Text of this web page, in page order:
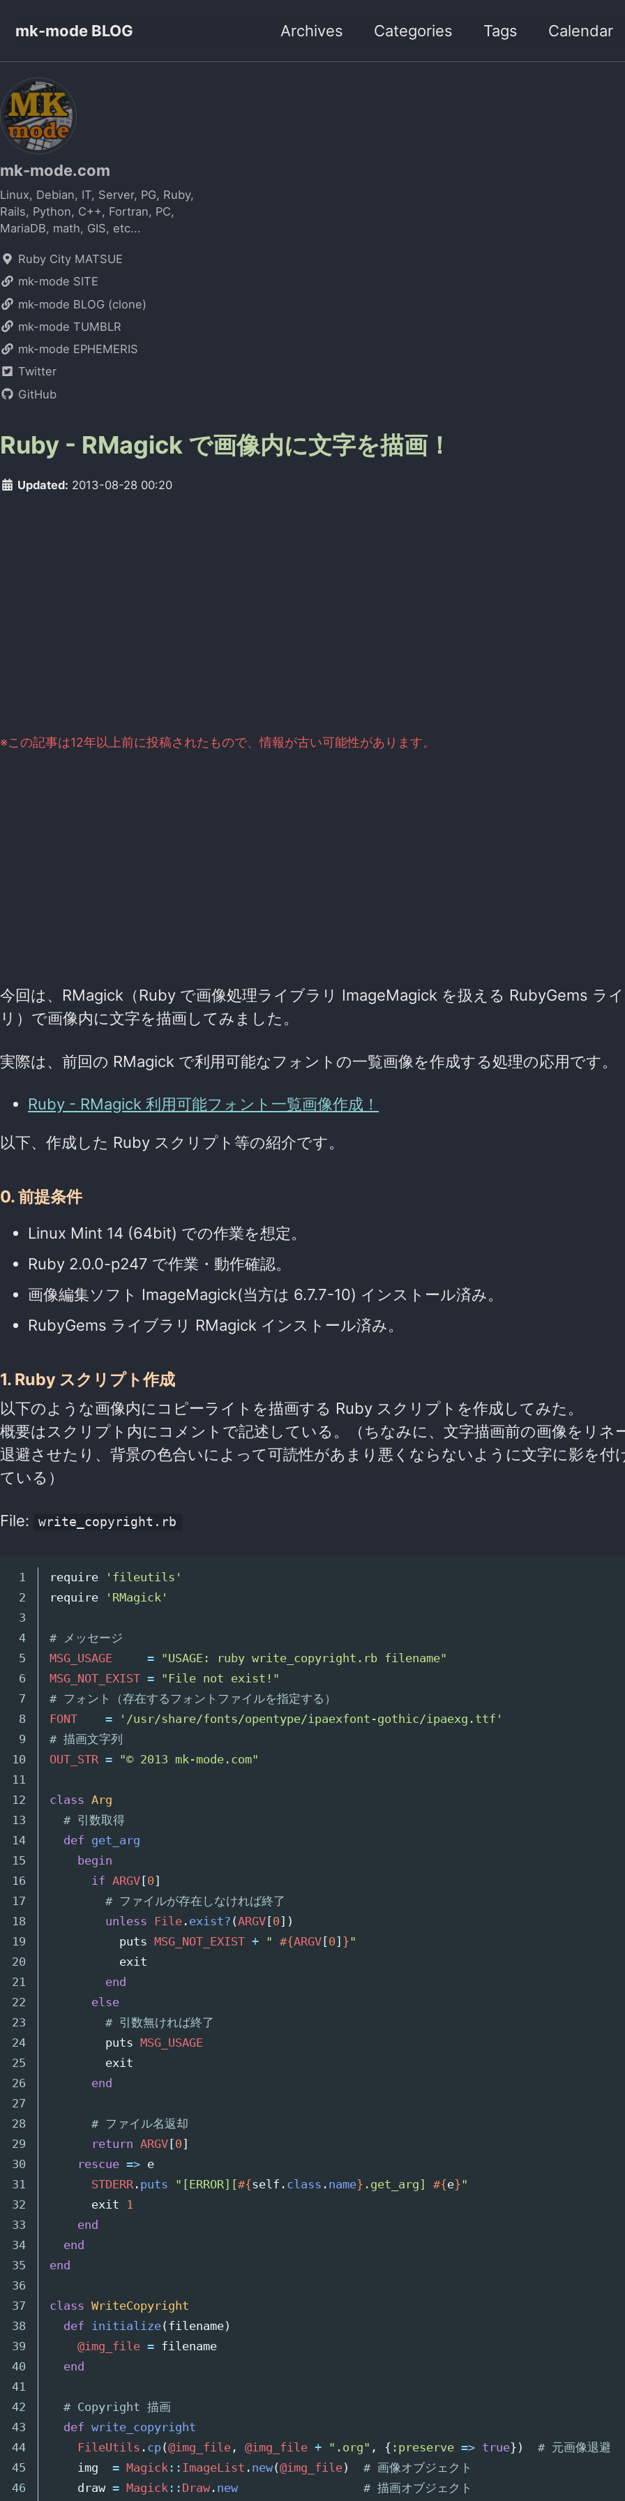
mk-mode BLOG Archives Categories Tags Calendar
mk-mode.com
Linux, Debian, IT, Server, PG, Ruby,
Rails, Python, C++, Fortran, PC,
MariaDB, math, GIS, etc...
Ruby City MATSUE
mk-mode SITE
mk-mode BLOG (clone)
mk-mode TUMBLR
mk-mode EPHEMERIS
Twitter
GitHub
Ruby - RMagick で画像内に文字を描画！
Updated: 2013-08-28 00:20
※この記事は12年以上前に投稿されたもので、情報が古い可能性があります。
今回は、RMagick（Ruby で画像処理ライブラリ ImageMagick を扱える RubyGems ラ
リ）で画像内に文字を描画してみました。
実際は、前回の RMagick で利用可能なフォントの一覧画像を作成する処理の応用です。
Ruby - RMagick 利用可能フォント一覧画像作成！
以下、作成した Ruby スクリプト等の紹介です。
0. 前提条件
Linux Mint 14 (64bit) での作業を想定。
Ruby 2.0.0-p247 で作業・動作確認。
画像編集ソフト ImageMagick(当方は 6.7.7-10) インストール済み。
RubyGems ライブラリ RMagick インストール済み。
1. Ruby スクリプト作成
以下のような画像内にコピーライトを描画する Ruby スクリプトを作成してみた。
概要はスクリプト内にコメントで記述している。（ちなみに、文字描画前の画像をリネ
退避させたり、背景の色合いによって可読性があまり悪くならないように文字に影を付
ている）
File: write_copyright.rb
1
2
3
4
5
6
7
8
9
10
11
12
13
14
15
16
17
18
19
20
21
22
23
24
25
26
27
28
29
30
31
32
33
34
35
36
37
38
39
40
41
42
43
44
45
46
require
'fileutils'
require
'RMagick'
# メッセージ
MSG_USAGE
=
"USAGE: ruby write_copyright.rb filename"
MSG_NOT_EXIST =
"File not exist!"
# フォント（存在するフォントファイルを指定する）
FONT
=
'/usr/share/fonts/opentype/ipaexfont-gothic/ipaexg.ttf'
# 描画文字列
OUT_STR = "© 2013 mk-mode.com"
class Arg
# 引数取得
def
get_arg
begin
if ARGV [0]
# ファイルが存在しなければ終了
unless
File . exist? (ARGV [0])
puts MSG_NOT_EXIST + " #{ARGV [0] }"
exit
end
else
# 引数無ければ終了
puts MSG_USAGE
exit
end
# ファイル名返却
return ARGV [0]
rescue => e
STDERR . puts "[ERROR][#{self . class . name} .get_arg] #{e}"
exit
1
end
end
end
class WriteCopyright
def
initialize( filename)
@img_file = filename
end
# Copyright 描画
def write_copyright
FileUtils . cp(@img_file , @img_file + ".org" , { :preserve => true})
# 元画像退避
img
= Magick :: ImageList . new(@img_file)
# 画像オブジェクト
draw = Magick :: Draw . new # 描画オブジェクト